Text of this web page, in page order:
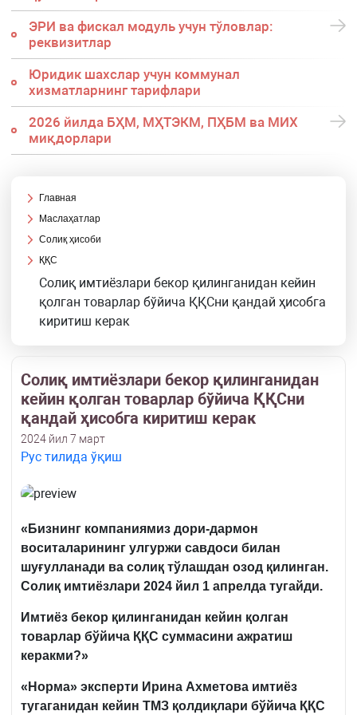
ЭРИ ва фискал модуль учун тўловлар:
реквизитлар
Юридик шахслар учун коммунал
хизматларнинг тарифлари
2026 йилда БҲМ, МҲТЭКМ, ПҲБМ ва МИХ
миқдорлари
Главная
Маслаҳатлар
Солиқ ҳисоби
ҚҚС
Солиқ имтиёзлари бекор қилинганидан кейин
қолган товарлар бўйича ҚҚСни қандай ҳисобга
киритиш керак
Солиқ имтиёзлари бекор қилинганидан
кейин қолган товарлар бўйича ҚҚСни
қандай ҳисобга киритиш керак
2024 йил 7 март
Рус тилида ўқиш
«Бизнинг компаниямиз дори-дармон
воситаларининг улгуржи савдоси билан
шуғулланади ва солиқ тўлашдан озод қилинган.
Солиқ имтиёзлари 2024 йил 1 апрелда тугайди.
Имтиёз бекор қилинганидан кейин қолган
товарлар бўйича ҚҚС суммасини ажратиш
керакми?»
« Нормa» эксперти Иринa Ахметова имтиёз
тугаганидан кейин ТМЗ қолдиқлари бўйича ҚҚС